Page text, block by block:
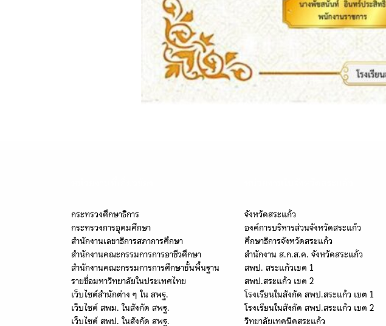
กระทรวงศึกษาธิการ
กระทรวงการอุดมศึกษา
สำนักงานเลขาธิการสภาการศึกษา
สำนักงานคณะกรรมการการอาชีวศึกษา
สำนักงานคณะกรรมการการศึกษาขั้นพื้นฐาน
รายชื่อมหาวิทยาลัยในประเทศไทย
เว็บไซต์สำนักต่าง ๆ ใน สพฐ.
เว็บไซต์ สพม. ในสังกัด สพฐ.
เว็บไซต์ สพป. ในสังกัด สพฐ.
จังหวัดสระแก้ว
องค์การบริหารส่วนจังหวัดสระแก้ว
ศึกษาธิการจังหวัดสระแก้ว
สำนักงาน ส.ก.ส.ค. จังหวัดสระแก้ว
สพป. สระแก้วเขต 1
สพป.สระแก้ว เขต 2
โรงเรียนในสังกัด สพป.สระแก้ว เขต 1
โรงเรียนในสังกัด สพป.สระแก้ว เขต 2
วิทยาลัยเทคนิคสระแก้ว